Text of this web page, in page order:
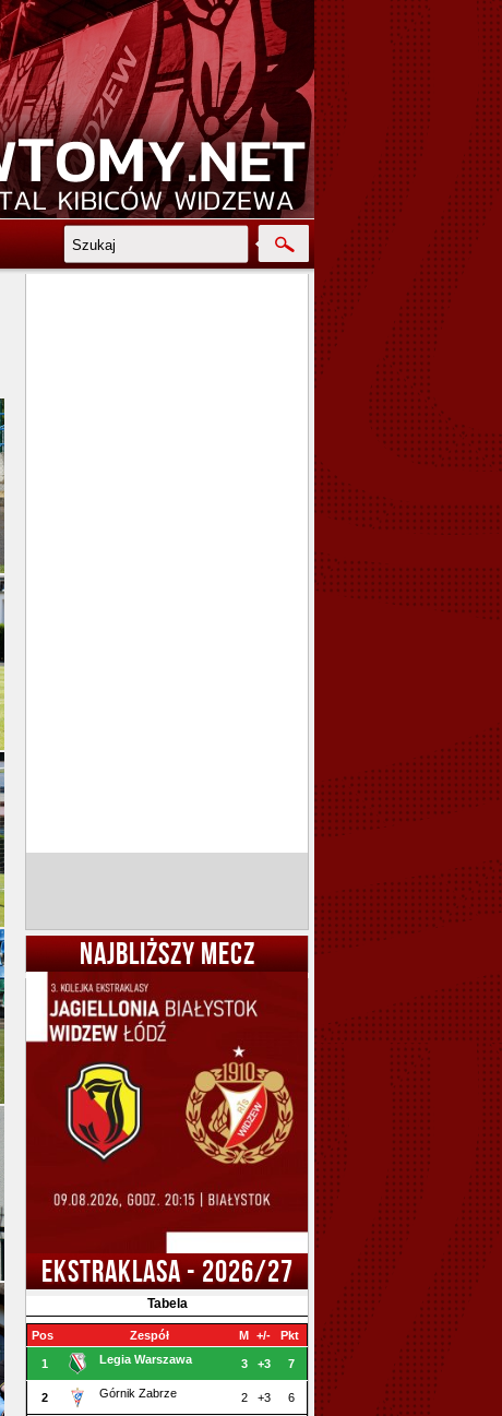
NAJBLIŻSZY MECZ
EKSTRAKLASA - 2026/27
Tabela
Pos Zespół M +/- Pkt
1 Legia Warszawa 3 +3 7
2 Górnik Zabrze 2 +3 6